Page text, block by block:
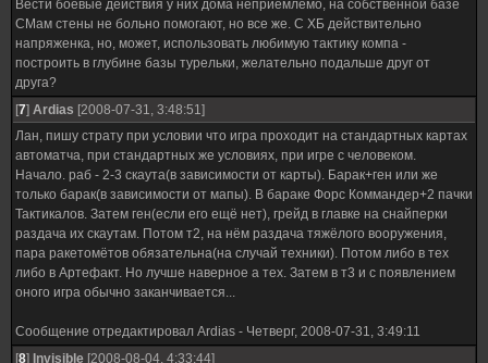
Вести боевые действия у них дома неприемлемо, на собственной базе
СМам стены не больно помогают, но все же. С ХБ действительно
напряженка, но, может, использовать любимую тактику компа -
построить в глубине базы турельки, желательно подальше друг от
друга?
[7] Ardias [2008-07-31, 3:48:51]
Лан, пишу страту при условии что игра проходит на стандартных картах
автоматча, при стандартных же условиях, при игре с человеком.
Начало. раб - 2-3 скаута(в зависимости от карты). Барак+ген или же
только барак(в зависимости от мапы). В бараке Форс Коммандер+2 пачки
Тактикалов. Затем ген(если его ещё нет), грейд в главке на снайперки
раздача их скаутам. Потом т2, на нём раздача тяжёлого вооружения,
пара ракетомётов обязательна(на случай техники). Потом либо в тех
либо в Артефакт. Но лучше наверное а тех. Затем в т3 и с появлением
оного игра обычно заканчивается...
Сообщение отредактировал Ardias - Четверг, 2008-07-31, 3:49:11
[8] Invisible [2008-08-04, 4:33:44]